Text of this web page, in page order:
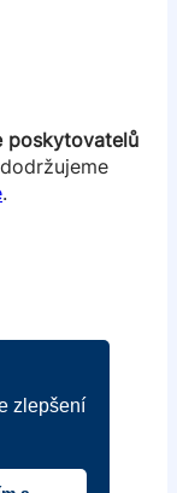
poskytovatelů
.
zlepšení